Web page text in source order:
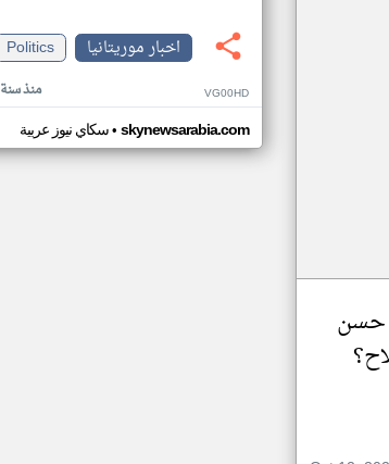
حسن
اخبار موريتانيا
Politics
منذ سنة VG00HD
سكاي نيوز عربية• skynewsarabia.com